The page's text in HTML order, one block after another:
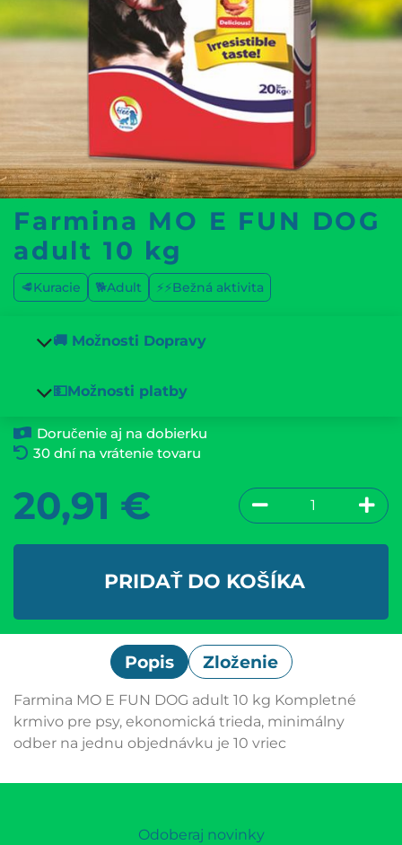
Farmina MO E FUN DOG
adult 10 kg
🥩Kuracie 🐕Adult ⚡⚡Bežná aktivita
🚚 Možnosti Dopravy
💵Možnosti platby
Doručenie aj na dobierku
30 dní na vrátenie tovaru
20,91 €
PRIDAŤ DO KOŠÍKA
Popis Zloženie
Farmina MO E FUN DOG adult 10 kg Kompletné
krmivo pre psy, ekonomická trieda, minimálny
odber na jednu objednávku je 10 vriec
Odoberaj novinky